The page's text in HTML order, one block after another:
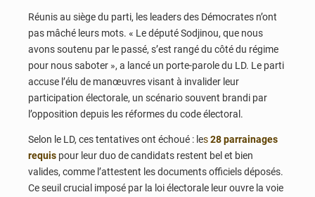
Réunis au siège du parti, les leaders des Démocrates n’ont
pas mâché leurs mots. « Le député Sodjinou, que nous
avons soutenu par le passé, s’est rangé du côté du régime
pour nous saboter », a lancé un porte-parole du LD. Le parti
accuse l’élu de manœuvres visant à invalider leur
participation électorale, un scénario souvent brandi par
l’opposition depuis les réformes du code électoral.
Selon le LD, ces tentatives ont échoué : les28 parrainages
requis pour leur duo de candidats restent bel et bien
valides, comme l’attestent les documents officiels déposés.
Ce seuil crucial imposé par la loi électorale leur ouvre la voie